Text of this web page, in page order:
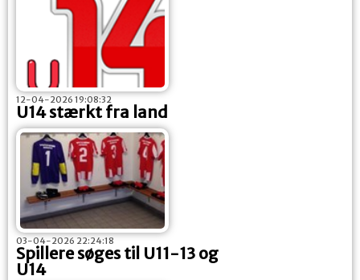
12-04-2026 19:08:32
U14 stærkt fra land
03-04-2026 22:24:18
Spillere søges til U11-13 og
U14